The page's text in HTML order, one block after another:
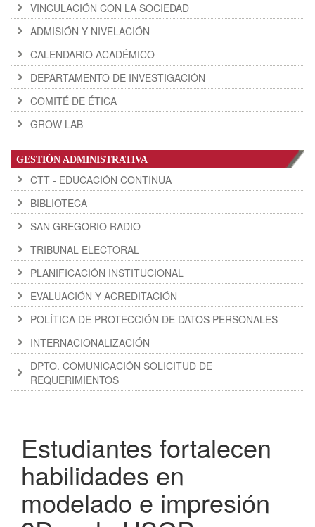
VINCULACIÓN CON LA SOCIEDAD
ADMISIÓN Y NIVELACIÓN
CALENDARIO ACADÉMICO
DEPARTAMENTO DE INVESTIGACIÓN
COMITÉ DE ÉTICA
GROW LAB
GESTIÓN ADMINISTRATIVA
CTT - EDUCACIÓN CONTINUA
BIBLIOTECA
SAN GREGORIO RADIO
TRIBUNAL ELECTORAL
PLANIFICACIÓN INSTITUCIONAL
EVALUACIÓN Y ACREDITACIÓN
POLÍTICA DE PROTECCIÓN DE DATOS PERSONALES
INTERNACIONALIZACIÓN
DPTO. COMUNICACIÓN SOLICITUD DE
REQUERIMIENTOS
Estudiantes fortalecen
habilidades en
modelado e impresión